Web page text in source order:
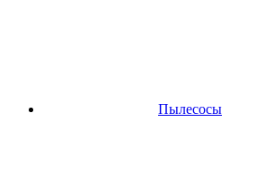
Пылесосы